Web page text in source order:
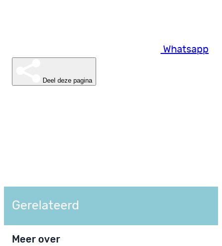
Whatsapp
Deel deze pagina
Gerelateerd
Meer over